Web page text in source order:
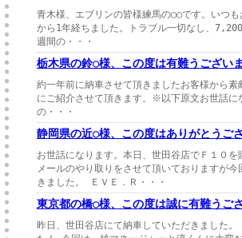
青木様、エブリンの皆様練馬の○○です。いつ
から1年経ちました。トラブル一切なし、
週間の・・・
栃木県の鈴○様、この度は有難うござい
約一年前に納車させて頂きましたお客様から
にご紹介させて頂きます。※以下原文お世話
の・・・
静岡県の近○様、この度はありがとうご
お世話になります。本日、世田谷店でＦ１０
メールのやり取りをさせて頂いておりますが
きました。 ＥＶＥ．Ｒ・・・
東京都の橋○様、この度は誠に有難うご
昨日、世田谷店にて納車していただきました